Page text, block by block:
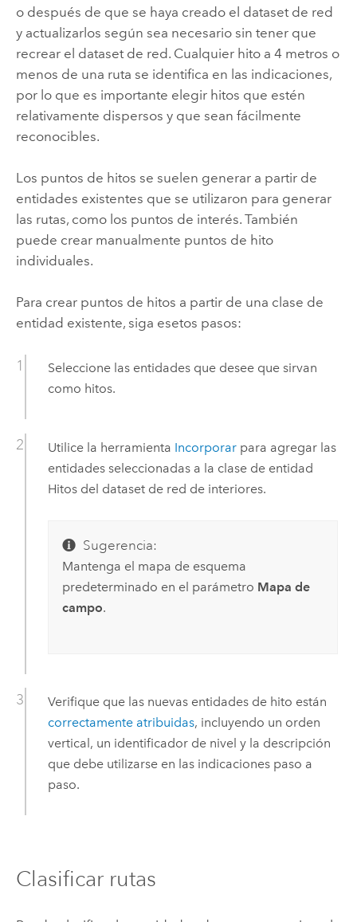
o después de que se haya creado el dataset de red
y actualizarlos según sea necesario sin tener que
recrear el dataset de red. Cualquier hito a 4 metros o
menos de una ruta se identifica en las indicaciones,
por lo que es importante elegir hitos que estén
relativamente dispersos y que sean fácilmente
reconocibles.
Los puntos de hitos se suelen generar a partir de
entidades existentes que se utilizaron para generar
las rutas, como los puntos de interés. También
puede crear manualmente puntos de hito
individuales.
Para crear puntos de hitos a partir de una clase de
entidad existente, siga esetos pasos:
Seleccione las entidades que desee que sirvan
como hitos.
Utilice la herramienta Incorporarpara agregar las
entidades seleccionadas a la clase de entidad
Hitos del dataset de red de interiores.
Sugerencia:
Mantenga el mapa de esquema
predeterminado en el parámetro Mapa de
campo.
Verifique que las nuevas entidades de hito están
correctamente atribuidas, incluyendo un orden
vertical, un identificador de nivel y la descripción
que debe utilizarse en las indicaciones paso a
paso.
Clasificar rutas